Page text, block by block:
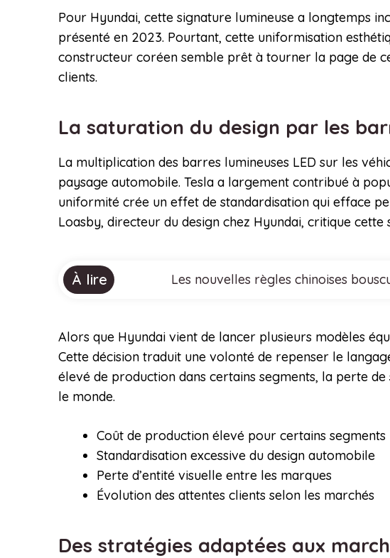
Pour Hyundai, cette signature lumineuse a longtemps
présenté en 2023. Pourtant, cette uniformisation
constructeur coréen semble prêt à tourner la page de
clients.
La saturation du design par les
La multiplication des barres lumineuses LED sur les
paysage automobile. Tesla a largement contribué à
uniformité crée un effet de standardisation qui efface
Loasby, directeur du design chez Hyundai, critique
À lire Les nouvelles règles chinoises
Alors que Hyundai vient de lancer plusieurs modèles
Cette décision traduit une volonté de repenser le
élevé de production dans certains segments, la perte
le monde.
Coût de production élevé pour certains segments
Standardisation excessive du design automobile
Perte d’entité visuelle entre les marques
Évolution des attentes clients selon les marchés
Des stratégies adaptées aux